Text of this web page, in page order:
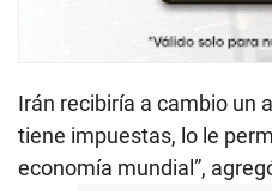
Irán recibiría a cambio un
tiene impuestas, lo le
economía mundial”,